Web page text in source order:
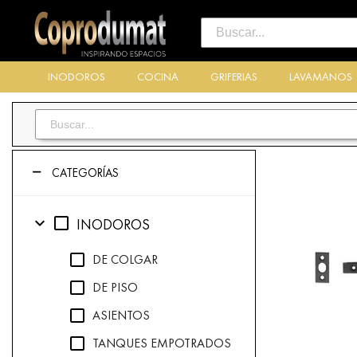
INODOROS COCINA GRIFERIAS LAVAMANOS
CATEGORÍAS
expand_more check_box_outline_blank INODOROS
check_box_outline_blank DE COLGAR
check_box_outline_blank DE PISO
check_box_outline_blank ASIENTOS
check_box_outline_blank TANQUES EMPOTRADOS